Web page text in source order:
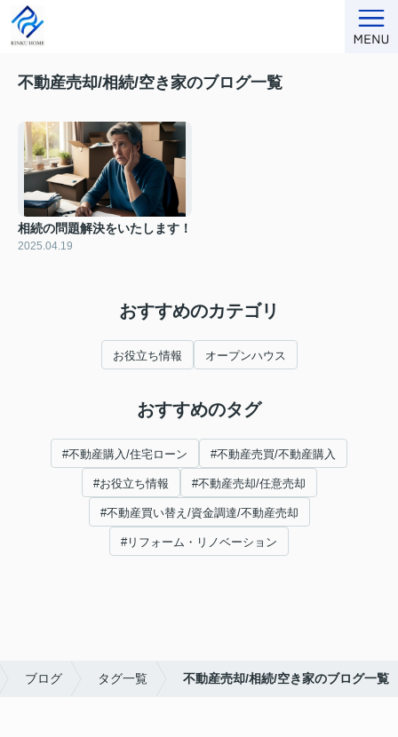
不動産売却/相続/空き家のブログ一覧
相続の問題解決をいたします！
2025.04.19
おすすめのカテゴリ
お役立ち情報 オープンハウス
おすすめのタグ
#不動産購入/住宅ローン #不動産売買/不動産購入
#お役立ち情報 #不動産売却/任意売却
#不動産買い替え/資金調達/不動産売却
#リフォーム・リノベーション
ブログ タグ一覧 不動産売却/相続/空き家のブログ一覧